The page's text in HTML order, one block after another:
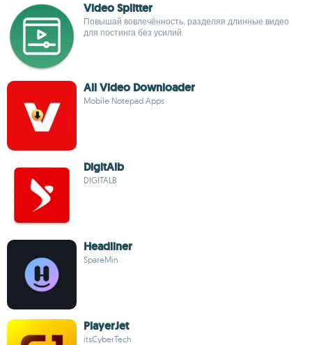
Video Splitter
Повышай вовлечённость, разделяя длинные видео
для постинга без усилий
All Video Downloader
Mobile Notepad Apps
DigitAlb
DIGITALB
Headliner
SpareMin
PlayerJet
itsCyberTech